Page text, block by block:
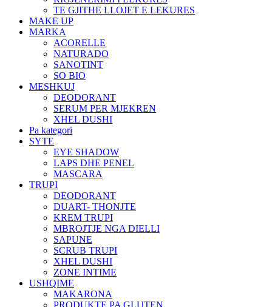
TE GJITHE LLOJET E LEKURES
MAKE UP
MARKA
ACORELLE
NATURADO
SANOTINT
SO BIO
MESHKUJ
DEODORANT
SERUM PER MJEKREN
XHEL DUSHI
Pa kategori
SYTE
EYE SHADOW
LAPS DHE PENEL
MASCARA
TRUPI
DEODORANT
DUART- THONJTE
KREM TRUPI
MBROJTJE NGA DIELLI
SAPUNE
SCRUB TRUPI
XHEL DUSHI
ZONE INTIME
USHQIME
MAKARONA
PRODUKTE PA GLUTEN